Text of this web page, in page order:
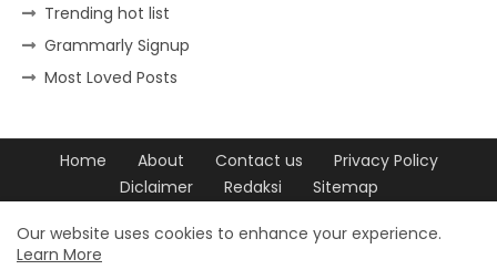
Trending hot list
Grammarly Signup
Most Loved Posts
Home About Contact us
Privacy Policy
Diclaimer
Redaksi
Sitemap
Our website uses cookies to enhance your experience.
Learn More